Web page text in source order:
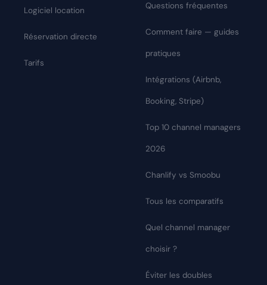
Logiciel location
Réservation directe
Tarifs
Questions fréquentes
Comment faire — guides
pratiques
Intégrations (Airbnb,
Booking, Stripe)
Top 10 channel managers
2026
Chanlify vs Smoobu
Tous les comparatifs
Quel channel manager
choisir ?
Éviter les doubles